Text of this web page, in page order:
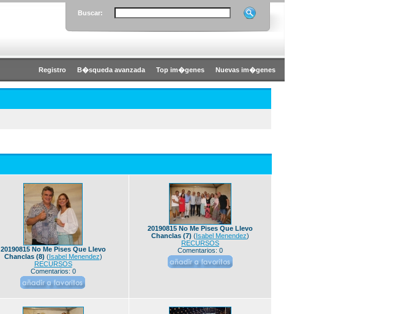
Buscar:
Registro B�squeda avanzada Top im�genes Nuevas im�genes
20190815 No Me Pises Que Llevo
Chanclas (8) (Isabel Menendez)
RECURSOS
Comentarios: 0
20190815 No Me Pises Que Llevo
Chanclas (7) (Isabel Menendez)
RECURSOS
Comentarios: 0